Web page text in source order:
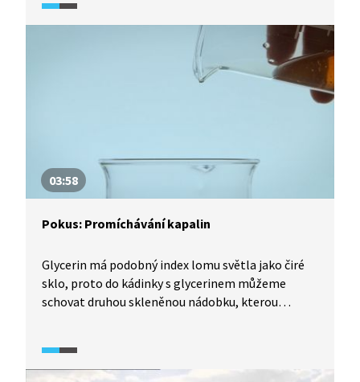
veličina? Kolik je základních jednotek SI? Pojďme
03:58
Pokus: Promíchávání kapalin
Glycerin má podobný index lomu světla jako čiré
sklo, proto do kádinky s glycerinem můžeme
schovat druhou skleněnou nádobku, kterou
a větší hustotě. Co ovlivňuje promíchání dvou
stejných kapalin? Při stejné teplotě se různě